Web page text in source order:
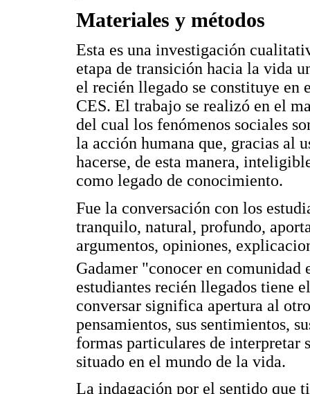
Materiales y métodos
Esta es una investigación
etapa de transición hacia la vida
el recién llegado se constituye en
CES. El trabajo se realizó en el
del cual los fenómenos sociales
la acción humana que, gracias al
hacerse, de esta manera,
como legado de conocimiento.
Fue la conversación con los
tranquilo, natural, profundo,
argumentos, opiniones,
Gadamer "conocer en comunidad
estudiantes recién llegados tiene
conversar significa apertura al
pensamientos, sus sentimientos,
formas particulares de interpretar
situado en el mundo de la vida.
La indagación por el sentido que